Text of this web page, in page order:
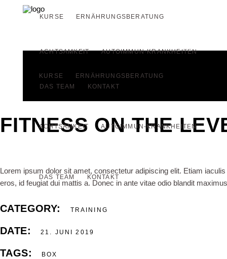
KURSE ERNÄHRUNGSBERATUNG
ACHTSAMKEIT AUTOIMMUN-KRANKHEITEN
DAS TEAM KONTAKT
KURSE ERNÄHRUNGSBERATUNG
ACHTSAMKEIT AUTOIMMUN-KRANKHEITEN
DAS TEAM KONTAKT
FITNESS ON THE
Lorem ipsum dolor sit amet, consectetur adipiscing elit. Etiam
eros, id feugiat dui mattis a. Donec in ante vitae odio blandit
CATEGORY: TRAINING
DATE: 21. JUNI 2019
TAGS: BOX